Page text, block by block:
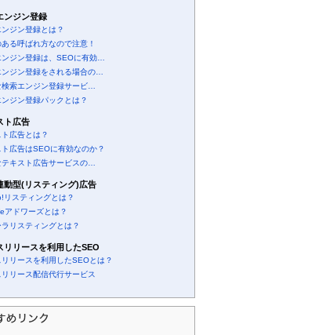
ンジン登録
ジン登録とは？
る呼ばれ方なので注意！
ンジン登録は、SEOに有効…
ジン登録をされる場合の…
索エンジン登録サービ…
ジン登録パックとは？
ト広告
広告とは？
広告はSEOに有効なのか？
キスト広告サービスの…
動型(リスティング)広告
リスティングとは？
アドワーズとは？
ラリスティングとは？
リリースを利用したSEO
リリースを利用したSEOとは？
リリース配信代行サービス